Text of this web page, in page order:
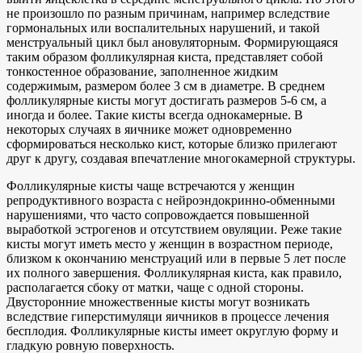
не произошло по разным причинам, например вследствие
гормональных или воспалительных нарушений, и такой
менструальный цикл был ановуляторным. Формирующаяся
таким образом фолликулярная киста, представляет собой
тонкостенное образование, заполненное жидким
содержимым, размером более 3 см в диаметре. В среднем
фолликулярные кисты могут достигать размеров 5-6 см, а
иногда и более. Такие кисты всегда однокамерные. В
некоторых случаях в яичнике может одновременно
сформироваться несколько кист, которые близко прилегают
друг к другу, создавая впечатление многокамерной структуры.
Фолликулярные кисты чаще встречаются у женщин
репродуктивного возраста с нейроэндокринно-обменными
нарушениями, что часто сопровождается повышенной
выработкой эстрогенов и отсутствием овуляции. Реже такие
кисты могут иметь место у женщин в возрастном периоде,
близком к окончанию менструаций или в первые 5 лет после
их полного завершения. Фолликулярная киста, как правило,
располагается сбоку от матки, чаще с одной стороны.
Двусторонние множественные кисты могут возникать
вследствие гиперстимуляци яичников в процессе лечения
бесплодия. Фолликулярные кисты имеет округлую форму и
гладкую ровную поверхность.